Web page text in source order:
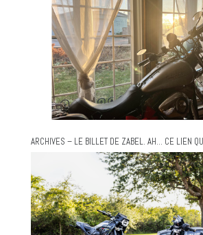
ARCHIVES – LE BILLET DE ZABEL. AH… CE LIEN